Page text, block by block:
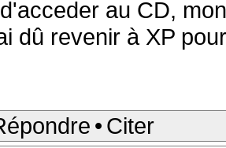
au CD,
dû revenir à XP
• Citer